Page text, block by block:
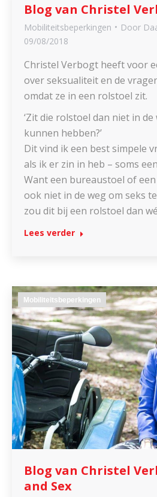
Blog van Christel
Mobiliteitsbeperkingen Door
09/08/2018
Christel Verbogt heeft voor
over seksualiteit en de
omdat ze in een rolstoel zit.
‘Zit die rolstoel dan niet in
kunnen hebben?’
Dit vind ik een best simpele
als ik er zin in heb – soms
Want een bureaustoel of
ook niet in de weg om seks
zou dit bij een rolstoel dan
Lees verder
Mobiliteitsbeperkingen
Blog van Christel
and Sex